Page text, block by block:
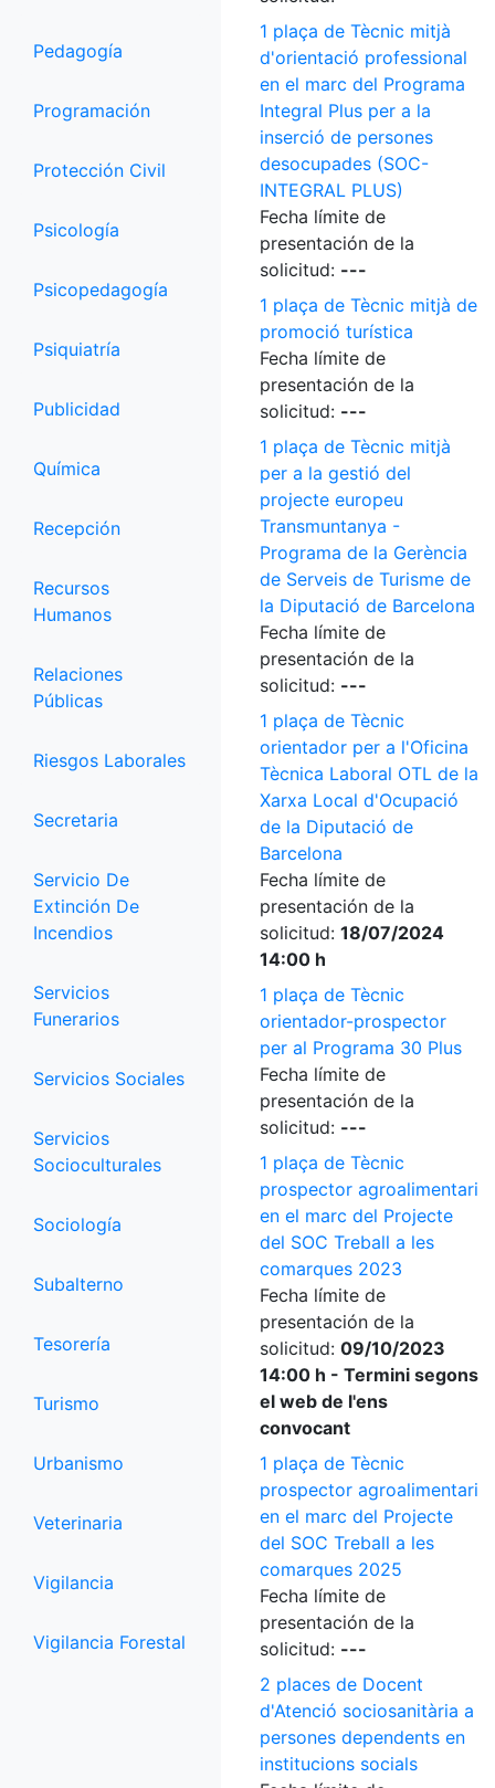
Pedagogía
Programación
Protección Civil
Psicología
Psicopedagogía
Psiquiatría
Publicidad
Química
Recepción
Recursos
Humanos
Relaciones
Públicas
Riesgos Laborales
Secretaria
Servicio De
Extinción De
Incendios
Servicios
Funerarios
Servicios Sociales
Servicios
Socioculturales
Sociología
Subalterno
Tesorería
Turismo
Urbanismo
Veterinaria
Vigilancia
Vigilancia Forestal
1 plaça de Tècnic mitjà
d'orientació professional
en el marc del Programa
Integral Plus per a la
inserció de persones
desocupades (SOC-
INTEGRAL PLUS)
Fecha límite de
presentación de la
solicitud: ---
1 plaça de Tècnic mitjà de
promoció turística
Fecha límite de
presentación de la
solicitud: ---
1 plaça de Tècnic mitjà
per a la gestió del
projecte europeu
Transmuntanya -
Programa de la Gerència
de Serveis de Turisme de
la Diputació de Barcelona
Fecha límite de
presentación de la
solicitud: ---
1 plaça de Tècnic
orientador per a l'Oficina
Tècnica Laboral OTL de la
Xarxa Local d'Ocupació
de la Diputació de
Barcelona
Fecha límite de
presentación de la
solicitud: 18/07/2024
14:00 h
1 plaça de Tècnic
orientador-prospector
per al Programa 30 Plus
Fecha límite de
presentación de la
solicitud: ---
1 plaça de Tècnic
prospector agroalimentari
en el marc del Projecte
del SOC Treball a les
comarques 2023
Fecha límite de
presentación de la
solicitud: 09/10/2023
14:00 h - Termini segons
el web de l'ens
convocant
1 plaça de Tècnic
prospector agroalimentari
en el marc del Projecte
del SOC Treball a les
comarques 2025
Fecha límite de
presentación de la
solicitud: ---
2 places de Docent
d'Atenció sociosanitària a
persones dependents en
institucions socials